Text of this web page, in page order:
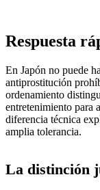
Respuesta
En Japón no puede
antiprostitución
ordenamiento
entretenimiento para
diferencia técnica
amplia tolerancia.
La distinción